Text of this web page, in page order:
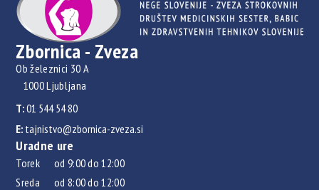
Zbornica - Zveza
Ob železnici 30 A
1000 Ljubljana
T:01 544 54 80
E: tajnistvo@zbornica-zveza.si
Uradne ure
Torek od 9:00 do 12:00
Sreda od 8:00 do 12:00